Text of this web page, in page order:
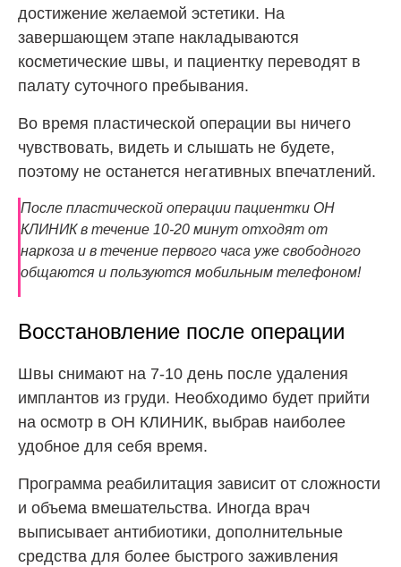
достижение желаемой эстетики. На
завершающем этапе накладываются
косметические швы, и пациентку переводят в
палату суточного пребывания.
Во время пластической операции вы ничего
чувствовать, видеть и слышать не будете,
поэтому не останется негативных впечатлений.
После пластической операции пациентки ОН
КЛИНИК в течение 10-20 минут отходят от
наркоза и в течение первого часа уже свободного
общаются и пользуются мобильным телефоном!
Восстановление после операции
Швы снимают на 7-10 день после удаления
имплантов из груди. Необходимо будет прийти
на осмотр в ОН КЛИНИК, выбрав наиболее
удобное для себя время.
Программа реабилитация зависит от сложности
и объема вмешательства. Иногда врач
выписывает антибиотики, дополнительные
средства для более быстрого заживления